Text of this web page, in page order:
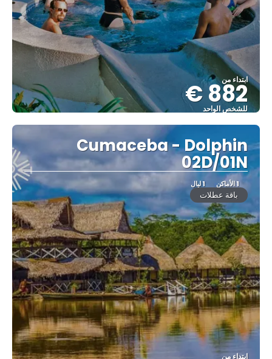
ابتداء من
882 €
للشخص الواحد
شاهد
Cumaceba - Dolphin
02D/01N
1 الأماكن 1 ليال
باقة عطلات
ابتداء من